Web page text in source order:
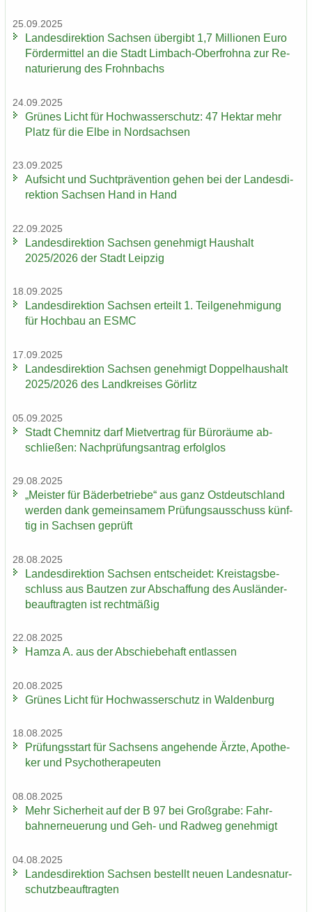
25.09.2025
Lan­des­di­rek­ti­on Sach­sen über­gibt 1,7 Mil­lio­nen Euro
För­der­mit­tel an die Stadt Limbach-​Oberfrohna zur Re­
na­tu­rie­rung des Frohn­bachs
24.09.2025
Grü­nes Licht für Hoch­was­ser­schutz: 47 Hekt­ar mehr
Platz für die Elbe in Nord­sach­sen
23.09.2025
Auf­sicht und Sucht­prä­ven­ti­on gehen bei der Lan­des­di­
rek­ti­on Sach­sen Hand in Hand
22.09.2025
Lan­des­di­rek­ti­on Sach­sen ge­neh­migt Haus­halt
2025/2026 der Stadt Leip­zig
18.09.2025
Lan­des­di­rek­ti­on Sach­sen er­teilt 1. Teil­ge­neh­mi­gung
für Hoch­bau an ESMC
17.09.2025
Lan­des­di­rek­ti­on Sach­sen ge­neh­migt Dop­pel­haus­halt
2025/2026 des Land­krei­ses Gör­litz
05.09.2025
Stadt Chem­nitz darf Miet­ver­trag für Bü­ro­räu­me ab­
schlie­ßen: Nach­prü­fungs­an­trag er­folg­los
29.08.2025
„Meis­ter für Bä­der­be­trie­be“ aus ganz Ost­deutsch­land
wer­den dank ge­mein­sa­mem Prü­fungs­aus­schuss künf­
tig in Sach­sen ge­prüft
28.08.2025
Lan­des­di­rek­ti­on Sach­sen ent­schei­det: Kreis­tags­be­
schluss aus Baut­zen zur Ab­schaf­fung des Aus­län­der­
be­auf­trag­ten ist recht­mä­ßig
22.08.2025
Hamza A. aus der Ab­schie­be­haft ent­las­sen
20.08.2025
Grü­nes Licht für Hoch­was­ser­schutz in Wal­den­burg
18.08.2025
Prü­fungs­start für Sach­sens an­ge­hen­de Ärzte, Apo­the­
ker und Psy­cho­the­ra­peu­ten
08.08.2025
Mehr Si­cher­heit auf der B 97 bei Groß­gra­be: Fahr­
bahn­erneue­rung und Geh- und Rad­weg ge­neh­migt
04.08.2025
Lan­des­di­rek­ti­on Sach­sen be­stellt neuen Lan­des­na­tur­
schutz­be­auf­trag­ten